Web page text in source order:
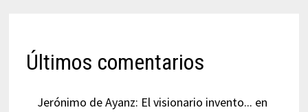
Últimos comentarios
Jerónimo de Ayanz: El visionario invento... en